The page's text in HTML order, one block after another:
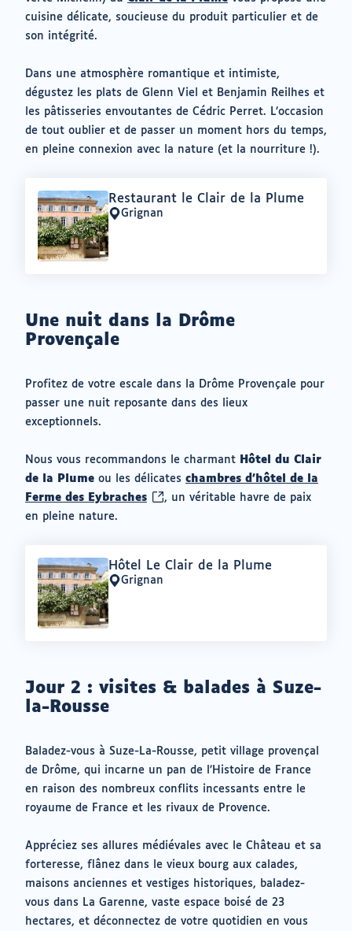
cuisine délicate, soucieuse du produit particulier et de
son intégrité.
Dans une atmosphère romantique et intimiste,
dégustez les plats de Glenn Viel et Benjamin Reilhes et
les pâtisseries envoutantes de Cédric Perret. L’occasion
de tout oublier et de passer un moment hors du temps,
en pleine connexion avec la nature (et la nourriture !).
Offre
:
Restaurant le Clair de la Plume
Lieu
:
Grignan
Une nuit dans la Drôme
Provençale
Profitez de votre escale dans la Drôme Provençale pour
passer une nuit reposante dans des lieux
exceptionnels.
Nous vous recommandons le charmant
Hôtel du Clair
de la Plume ou les délicates chambres d’hôtel de la
Ferme des Eybraches(ouvrir
onglet)
, un véritable havre de paix
en pleine nature.
Offre
:
Hôtel Le Clair de la Plume
Lieu
:
Grignan
Jour 2 : visites & balades à Suze-
la-Rousse
Baladez-vous à Suze-La-Rousse, petit village provençal
de Drôme, qui incarne un pan de l’Histoire de France
en raison des nombreux conflits incessants entre le
royaume de France et les rivaux de Provence.
Appréciez ses allures médiévales avec le Château et sa
forteresse, flânez dans le vieux bourg aux calades,
maisons anciennes et vestiges historiques, baladez-
vous dans La Garenne, vaste espace boisé de 23
hectares, et déconnectez de votre quotidien en vous